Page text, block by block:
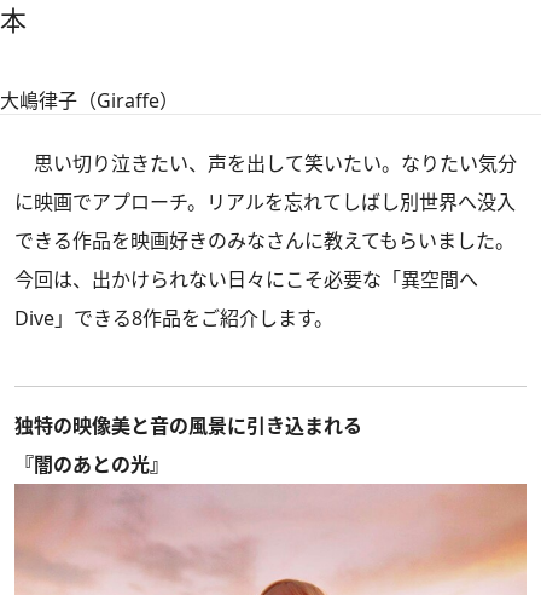
本
大嶋律子（Giraffe）
思い切り泣きたい、声を出して笑いたい。なりたい気分
に映画でアプローチ。リアルを忘れてしばし別世界へ没入
できる作品を映画好きのみなさんに教えてもらいました。
今回は、出かけられない日々にこそ必要な「異空間へ
Dive」できる8作品をご紹介します。
独特の映像美と音の風景に引き込まれる
『闇のあとの光』